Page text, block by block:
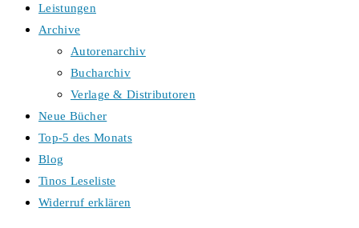
Leistungen
Archive
Autorenarchiv
Bucharchiv
Verlage & Distributoren
Neue Bücher
Top-5 des Monats
Blog
Tinos Leseliste
Widerruf erklären